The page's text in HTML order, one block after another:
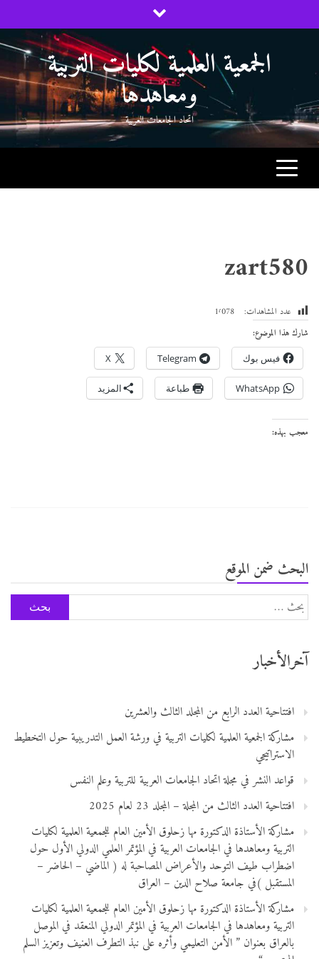
to
الجمعية العلمية لكليات التربية
ومعاهدها
اتحاد الجامعات العربية
zart580
عدد المشاهدات:
1٬078
شارك هذا الموضوع:
فيس بوك Telegram
X
WhatsApp طباعة المزيد
معجب بهذه:
البحث ضمن الموقع
البحث
عن:
آخرالأخبار
افتتاحية العدد الرابع من المجلد الثالث والعشرين
مشاركة الجمعية العلمية لكليات التربية في ورشة العمل التدريبية حول التخطيط
الاستراتيجي
قواعد النشر في مجلة اتحاد الجامعات العربية للتربية وعلم النفس
افتتاحية العدد الثالث من المجلة – المجلد 23 لعام 2025
مشاركة الأستاذة الدكتورة مها زحلوق الأمين العام للجمعية العلمية لكليات
التربية ومعاهدها في الجامعات العربية في المؤتمر العلمي الدولي الأول حول
اضطراب طيف التوحد والأعراض المصاحبة له ( الماضي – الحاضر –
المستقبل )في جامعة صلاح الدين – العراق
مشاركة الأستاذة الدكتورة مها زحلوق الأمين العام للجمعية العلمية لكليات
التربية ومعاهدها في الجامعات العربية في المؤتمر الدولي المنعقد في الموصل
بالعراق بعنوان ” الأمن التعليمي وأثره على نبذ التطرف العنيف وتعزيز السلم